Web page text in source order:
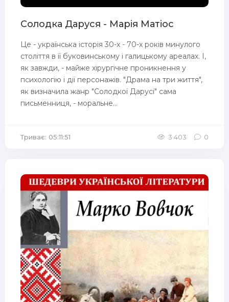
Солодка Даруся - Марія Матіос
Це - українська історія 30-х - 70-х років минулого
століття в її буковинському і галицькому ареалах. І,
як завжди, - майже хірургічне проникнення у
психологію і дії персонажів. "Драма на три життя",
як визначила жанр "Солодкої Дарусі" сама
письменниця, - моральне...
Триває: 05:11:51 3 403 0